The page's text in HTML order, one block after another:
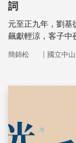
詞
元至正九年，劉基
飆獻輕涼，客子中
日就可以決定了，
徑。
簡錦松 ｜ 國立中